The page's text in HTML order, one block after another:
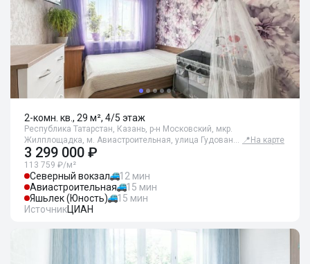
2-комн. кв., 29 м², 4/5 этаж
Республика Татарстан, Казань, р-н Московский, мкр.
Жилплощадка, м. Авиастроительная, улица Гудован… 📍 На карте
3 299 000 ₽
113 759 ₽/м²
Северный вокзал
12 мин
Авиастроительная
15 мин
Яшьлек (Юность)
15 мин
ИсточникЦИАН